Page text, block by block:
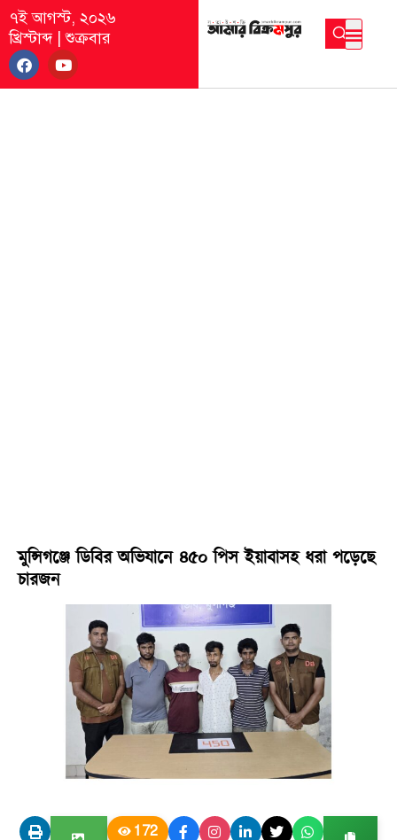
৭ই আগস্ট, ২০২৬
খ্রিস্টাব্দ|শুক্রবার
মুন্সিগঞ্জে ডিবির অভিযানে ৪৫০ পিস ইয়াবাসহ ধরা পড়েছে
চারজন
172